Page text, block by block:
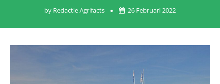
by Redactie Agrifacts 26 Februari 2022